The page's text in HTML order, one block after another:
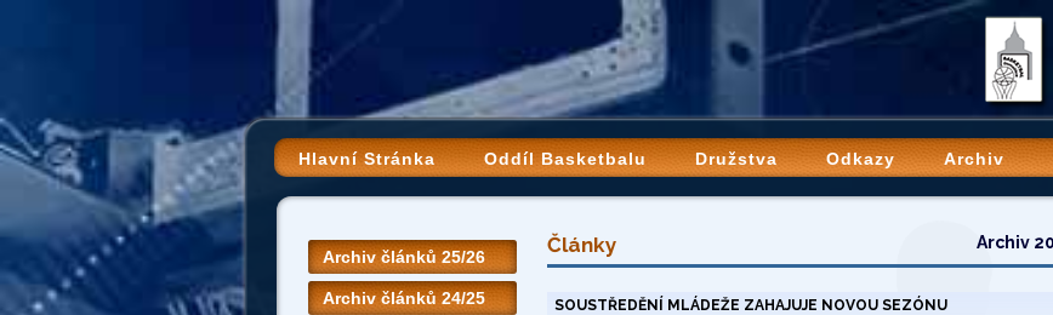
Hlavní Stránka Oddíl Basketbalu Družstva Odkazy Archiv
Archiv článků 25/26
Archiv článků 24/25
Články Archiv
SOUSTŘEDĚNÍ MLÁDEŽE ZAHAJUJE NOVOU SEZÓNU